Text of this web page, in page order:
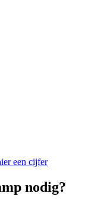
een cijfer
nodig?